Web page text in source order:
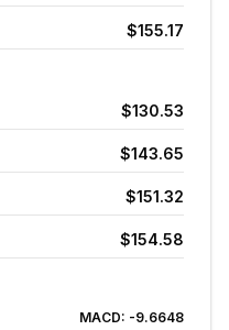
$155.17
$130.53
$143.65
$151.32
$154.58
MACD: -9.6648